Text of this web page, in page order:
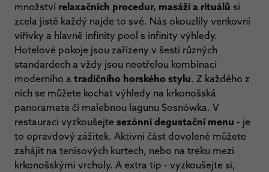
množství relaxačních procedur, masáží a rituálů si
zcela jistě každý najde to své. Nás okouzlily venkovní
vířivky a hlavně infinity pool s infinity výhledy.
Hotelové pokoje jsou zařízeny v šesti různých
standardech a vždy jsou neotřelou kombinací
moderního a tradičního horského stylu. Z každého z
nich se můžete kochat výhledy na krkonošská
panoramata či malebnou lagunu Sosnówka. V
restauraci vyzkoušejte sezónní degustační menu - je
to opravdový zážitek. Aktivní část dovolené můžete
zahájit na tenisových kurtech, nebo na treku mezi
krkonošskými vrcholy. A extra tip - vyzkoušejte si,